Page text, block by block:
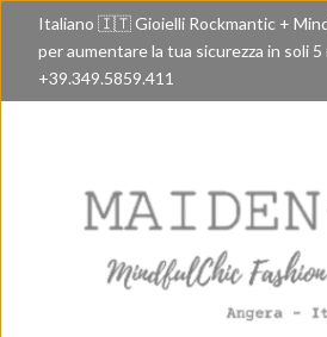
Italiano 🇮🇹 Gioielli Rockmantic +
per aumentare la tua sicurezza in soli
+39.349.5859.411